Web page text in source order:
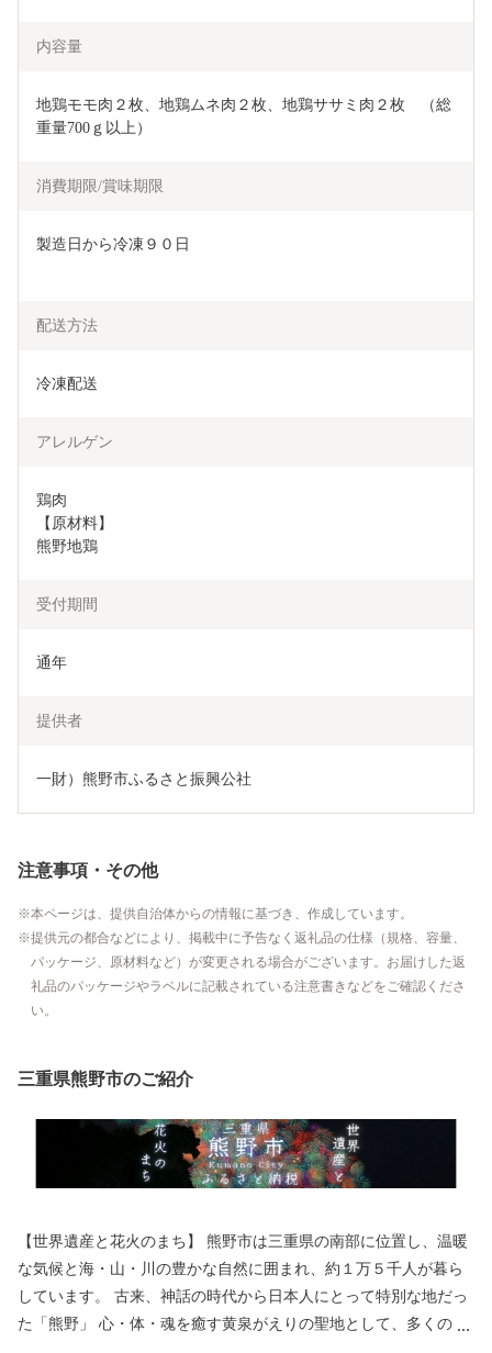
内容量
地鶏モモ肉２枚、地鶏ムネ肉２枚、地鶏ササミ肉２枚　（総
重量700ｇ以上）
消費期限/賞味期限
製造日から冷凍９０日
配送方法
冷凍配送
アレルゲン
鶏肉
【原材料】
熊野地鶏
受付期間
通年
提供者
一財）熊野市ふるさと振興公社
注意事項・その他
本ページは、提供自治体からの情報に基づき、作成しています。
提供元の都合などにより、掲載中に予告なく返礼品の仕様（規格、容量、
パッケージ、原材料など）が変更される場合がございます。お届けした返
礼品のパッケージやラベルに記載されている注意書きなどをご確認くださ
い。
三重県熊野市のご紹介
【世界遺産と花火のまち】 熊野市は三重県の南部に位置し、温暖
な気候と海・山・川の豊かな自然に囲まれ、約１万５千人が暮ら
しています。 古来、神話の時代から日本人にとって特別な地だっ
た「熊野」 心・体・魂を癒す黄泉がえりの聖地として、多くの